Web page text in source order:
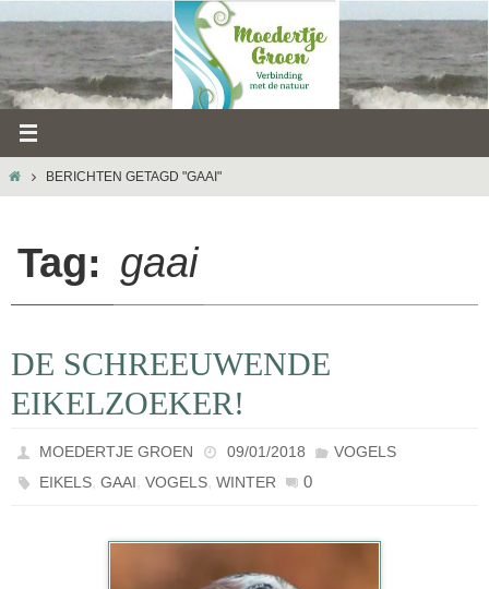
naar
inhoud
HOMEBERICHTEN GETAGD "GAAI"
Tag: gaai
DE SCHREEUWENDE
EIKELZOEKER!
MOEDERTJE GROEN 09/01/2018
VOGELS
EIKELS,GAAI,VOGELS,WINTER 0